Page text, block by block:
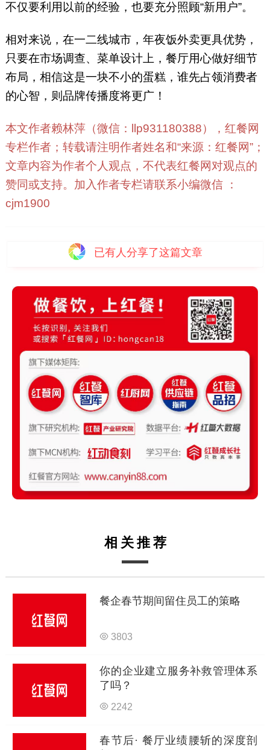
不仅要利用以前的经验，也要充分照顾“新用户”。
相对来说，在一二线城市，年夜饭外卖更具优势，
只要在市场调查、菜单设计上，餐厅用心做好细节
布局，相信这是一块不小的蛋糕，谁先占领消费者
的心智，则品牌传播度将更广！
本文作者赖林萍（微信：llp931180388），红餐网
专栏作者；转载请注明作者姓名和“来源：红餐网”；
文章内容为作者个人观点，不代表红餐网对观点的
赞同或支持。加入作者专栏请联系小编微信 ：
cjm1900
已有 人分享了这篇文章
相关推荐
餐企春节期间留住员工的策略
3803
你的企业建立服务补救管理体系
了吗？
2242
春节后· 餐厅业绩腰斩的深度剖